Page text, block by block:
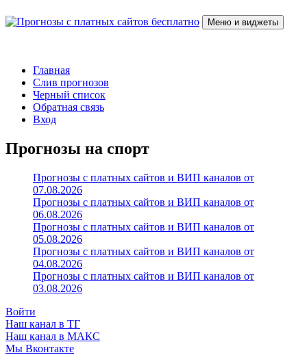
к
Меню и виджеты
Главная
Слив прогнозов
Черный список
Обратная связь
Вход
Прогнозы на спорт
Прогнозы с платных сайтов и ВИП каналов от
07.08.2026
Прогнозы с платных сайтов и ВИП каналов от
06.08.2026
Прогнозы с платных сайтов и ВИП каналов от
05.08.2026
Прогнозы с платных сайтов и ВИП каналов от
04.08.2026
Прогнозы с платных сайтов и ВИП каналов от
03.08.2026
Войти
Наш канал в ТГ
Наш канал в МАКС
Мы Вконтакте